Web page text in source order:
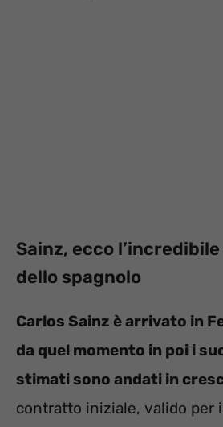
Sainz, ecco
dello spagnolo
Carlos Sainz è arrivato in
da quel momento in poi i
stimati sono andati in
contratto iniziale, valido per